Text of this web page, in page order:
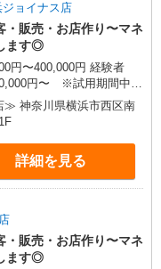
ョイナス店
・販売・お店作り〜マネ
ます◎
円〜400,000円 経験者
円〜 ※試用期間中は
手当：30,800円（月給に
追加で残業手当支給 ※月
用期間（2〜3ヶ月）も
外かつ賃貸の場合のみ別
異なります。詳細は面接
神奈川県横浜市西区南
詳細を見る
・販売・お店作り〜マネ
ます◎